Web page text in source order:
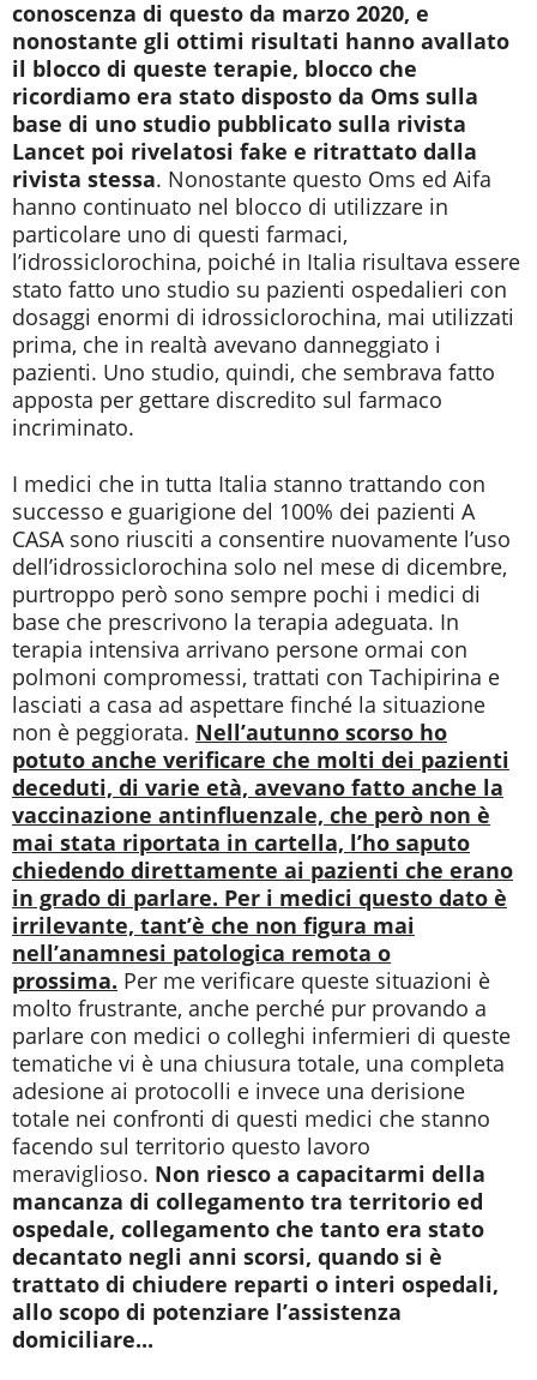
conoscenza di questo da marzo 2020, e
nonostante gli ottimi risultati hanno avallato
il blocco di queste terapie, blocco che
ricordiamo era stato disposto da Oms sulla
base di uno studio pubblicato sulla rivista
Lancet poi rivelatosi fake e ritrattato dalla
rivista stessa. Nonostante questo Oms ed Aifa
hanno continuato nel blocco di utilizzare in
particolare uno di questi farmaci,
l’idrossiclorochina, poiché in Italia risultava essere
stato fatto uno studio su pazienti ospedalieri con
dosaggi enormi di idrossiclorochina, mai utilizzati
prima, che in realtà avevano danneggiato i
pazienti. Uno studio, quindi, che sembrava fatto
apposta per gettare discredito sul farmaco
incriminato.
I medici che in tutta Italia stanno trattando con
successo e guarigione del 100% dei pazienti A
CASA sono riusciti a consentire nuovamente l’uso
dell’idrossiclorochina solo nel mese di dicembre,
purtroppo però sono sempre pochi i medici di
base che prescrivono la terapia adeguata. In
terapia intensiva arrivano persone ormai con
polmoni compromessi, trattati con Tachipirina e
lasciati a casa ad aspettare finché la situazione
non è peggiorata. Nell’autunno scorso ho
potuto anche verificare che molti dei pazienti
deceduti, di varie età, avevano fatto anche la
vaccinazione antinfluenzale, che però non è
mai stata riportata in cartella, l’ho saputo
chiedendo direttamente ai pazienti che erano
in grado di parlare. Per i medici questo dato è
irrilevante, tant’è che non figura mai
nell’anamnesi patologica remota o
prossima. Per me verificare queste situazioni è
molto frustrante, anche perché pur provando a
parlare con medici o colleghi infermieri di queste
tematiche vi è una chiusura totale, una completa
adesione ai protocolli e invece una derisione
totale nei confronti di questi medici che stanno
facendo sul territorio questo lavoro
meraviglioso. Non riesco a capacitarmi della
mancanza di collegamento tra territorio ed
ospedale, collegamento che tanto era stato
decantato negli anni scorsi, quando si è
trattato di chiudere reparti o interi ospedali,
allo scopo di potenziare l’assistenza
domiciliare...